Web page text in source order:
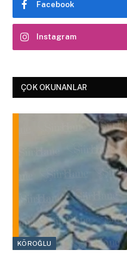
Facebook
Instagram
ÇOK OKUNANLAR
KÖROĞLU